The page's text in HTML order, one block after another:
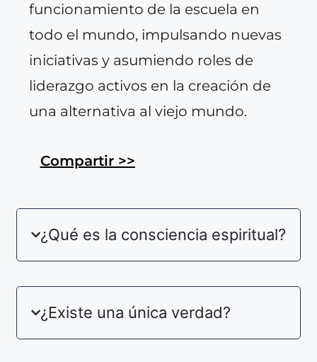
funcionamiento de la escuela en
todo el mundo, impulsando nuevas
iniciativas y asumiendo roles de
liderazgo activos en la creación de
una alternativa al viejo mundo.
Compartir >>
¿Qué es la consciencia espiritual?
¿Existe una única verdad?